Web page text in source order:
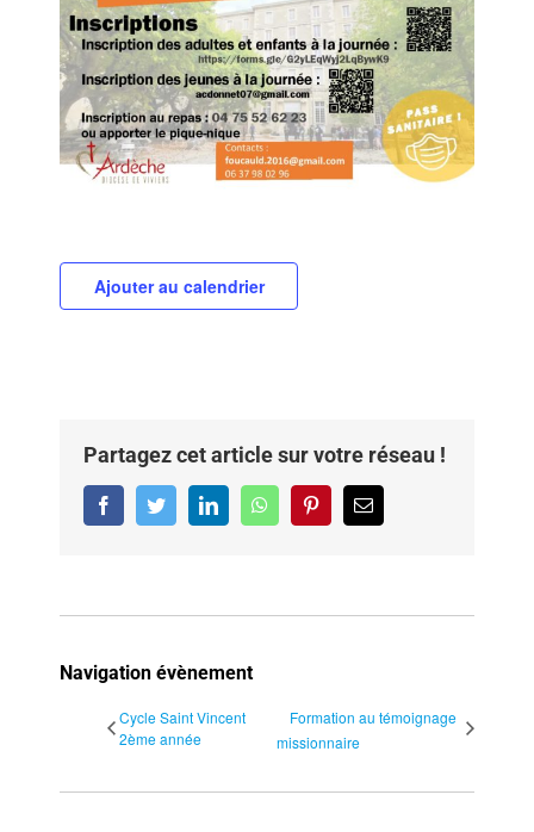
Ajouter au calendrier
Partagez cet article sur votre réseau !
FacebookTwitterLinkedInWhatsAppPinterestEmail
Navigation évènement
Cycle Saint Vincent
2ème année
Formation au témoignage
missionnaire